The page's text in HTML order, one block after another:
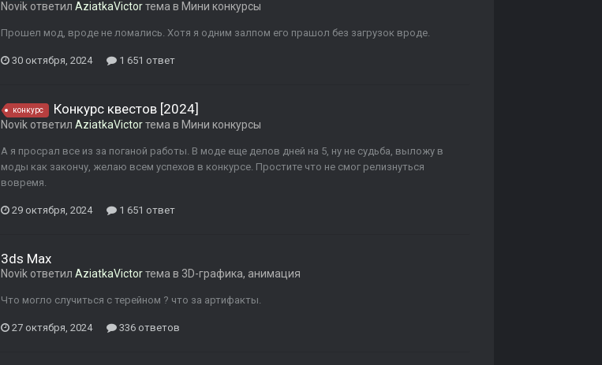
Novik ответил AziatkaVictorтема в Мини конкурсы
Прошел мод, вроде не ломались. Хотя я одним залпом его прашол без загрузок вроде.
30 октября, 2024 1 651 ответ
конкурс Конкурс квестов [2024]
Novik ответил AziatkaVictorтема в Мини конкурсы
А я просрал все из за поганой работы. В моде еще делов дней на 5, ну не судьба, выложу в
моды как закончу, желаю всем успехов в конкурсе. Простите что не смог релизнуться
вовремя.
29 октября, 2024 1 651 ответ
3ds Max
Novik ответил AziatkaVictorтема в 3D-графика, анимация
Что могло случиться с терейном ? что за артифакты.
27 октября, 2024 336 ответов